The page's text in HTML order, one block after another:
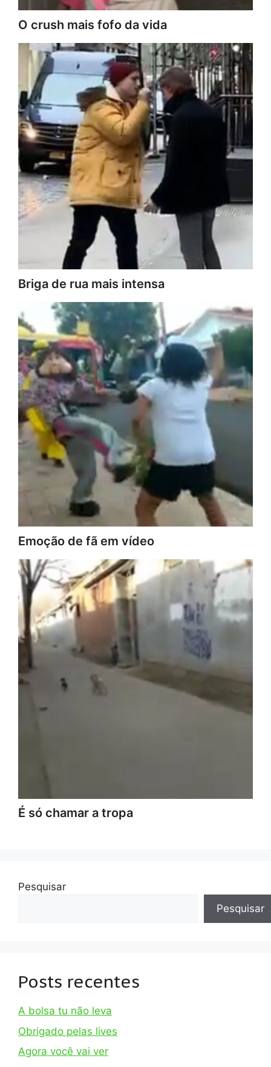
O crush mais fofo da vida
Briga de rua mais intensa
Emoção de fã em vídeo
É só chamar a tropa
Pesquisar
Pesquisar
Posts recentes
A bolsa tu não leva
Obrigado pelas lives
Agora você vai ver